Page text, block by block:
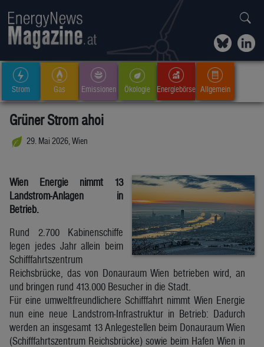
Strom Gas Emissionen Ökologie Energiebörse Allgemein
Grüner Strom ahoi
29. Mai 2026, Wien
Wien Energie nimmt 13
Landstrom-Anlagen in
Betrieb.
Rund 2.700 Kabinenschiffe
legen jedes Jahr allein beim
Schifffahrtszentrum
Reichsbrücke, das von Donauraum Wien betrieben wird, an
und bringen rund 413.000 Besucher in die Stadt.
Für eine umweltfreundlichere Schifffahrt nimmt Wien Energie
nun eine neue Landstrom-Infrastruktur in Betrieb: Dadurch
werden an insgesamt 13 Anlegestellen beim Donauraum Wien
(Schifffahrtszentrum Reichsbrücke) sowie beim Hafen Wien in